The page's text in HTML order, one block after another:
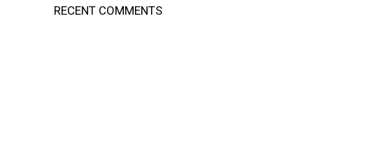
RECENT COMMENTS